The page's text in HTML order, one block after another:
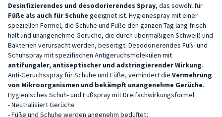
Desinfizierendes und desodorierendes Spray, das sowohl für
Füße als auch für Schuhe geeignet ist. Hygienespray mit einer
speziellen Formel, die Schuhe und Füße den ganzen Tag lang frisch
hält und unangenehme Gerüche, die durch übermäßigen Schweiß und
Bakterien verursacht werden, beseitigt. Desodorierendes Fuß- und
Schuhspray mit spezifischen Antigeruchsmolekülen mit
antifungaler, antiseptischer und adstringierender Wirkung.
Anti-Geruchsspray für Schuhe und Füße, verhindert die Vermehrung
von Mikroorganismen und bekämpft unangenehme Gerüche.
Hygienisches Schuh- und Fußspray mit Dreifachwirkungsformel:
- Neutralisiert Gerüche
- Füße und Schuhe werden angenehm beduftet;